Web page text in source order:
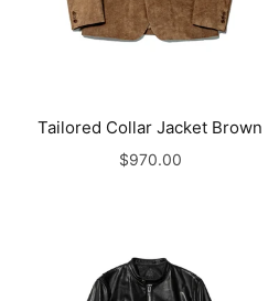
Tailored Collar Jacket Brown
$970.00